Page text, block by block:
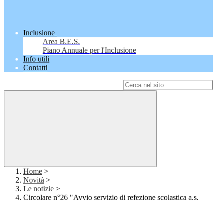
Inclusione
Area B.E.S.
Piano Annuale per l'Inclusione
Info utili
Contatti
Home >
Novità >
Le notizie >
Circolare n°26 "Avvio servizio di refezione scolastica a.s.